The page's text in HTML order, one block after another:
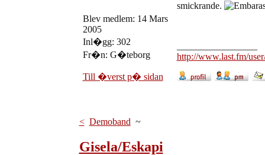
Blev medlem: 14 Mars
2005
Inl�gg: 302
Fr�n: G�teborg
smickrande.
http://www.last.fm/
Till �verst p� sidan
< Demoband ~
Gisela/Eskapi